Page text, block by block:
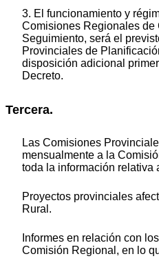
3. El funcionamiento y
Comisiones Regionales
Seguimiento, será el
Provinciales de
disposición adicional
Decreto.
Tercera.
Las Comisiones
mensualmente a la
toda la información relativa
Proyectos provinciales
Rural.
Informes en relación con
Comisión Regional, en lo